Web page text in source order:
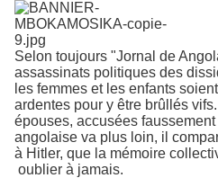
Selon toujours "Jornal de
assassinats politiques des
les femmes et les enfants
ardentes pour y être brûllés
épouses, accusées
angolaise va plus loin, il
à Hitler, que la mémoire
oublier à jamais.